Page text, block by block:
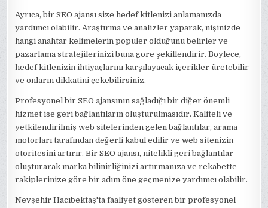
Ayrıca, bir SEO ajansı size hedef kitlenizi anlamanızda
yardımcı olabilir. Araştırma ve analizler yaparak, nişinizde
hangi anahtar kelimelerin popüler olduğunu belirler ve
pazarlama stratejilerinizi buna göre şekillendirir. Böylece,
hedef kitlenizin ihtiyaçlarını karşılayacak içerikler üretebilir
ve onların dikkatini çekebilirsiniz.
Profesyonel bir SEO ajansının sağladığı bir diğer önemli
hizmet ise geri bağlantıların oluşturulmasıdır. Kaliteli ve
yetkilendirilmiş web sitelerinden gelen bağlantılar, arama
motorları tarafından değerli kabul edilir ve web sitenizin
otoritesini artırır. Bir SEO ajansı, nitelikli geri bağlantılar
oluşturarak marka bilinirliğinizi artırmanıza ve rekabette
rakiplerinize göre bir adım öne geçmenize yardımcı olabilir.
Nevşehir Hacıbektaş'ta faaliyet gösteren bir profesyonel